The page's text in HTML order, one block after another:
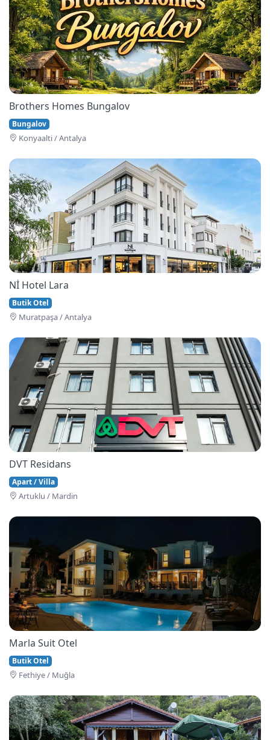
Brothers Homes Bungalov
Bungalov
Konyaalti / Antalya
Nİ Hotel Lara
Butik Otel
Muratpaşa / Antalya
DVT Residans
Apart / Villa
Artuklu / Mardin
Marla Suit Otel
Butik Otel
Fethi̇ye / Muğla